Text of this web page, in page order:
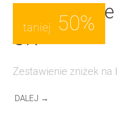
UK
taniej 50%
Zestawienie zniżek na
DALEJ →